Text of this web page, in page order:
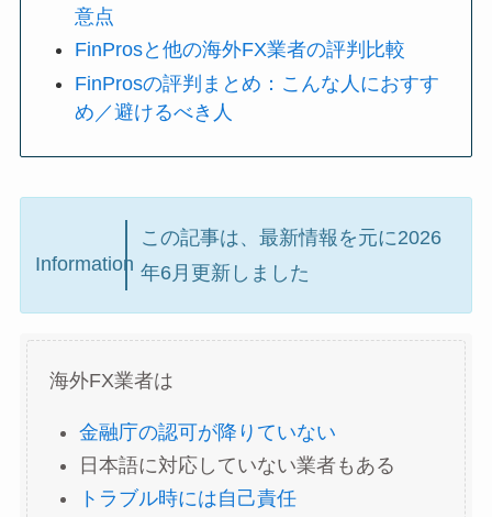
意点
FinProsと他の海外FX業者の評判比較
FinProsの評判まとめ：こんな人におすす
め／避けるべき人
Information
この記事は、最新情報を元に2026
年6月更新しました
海外FX業者は
金融庁の認可が降りていない
日本語に対応していない業者もある
トラブル時には自己責任